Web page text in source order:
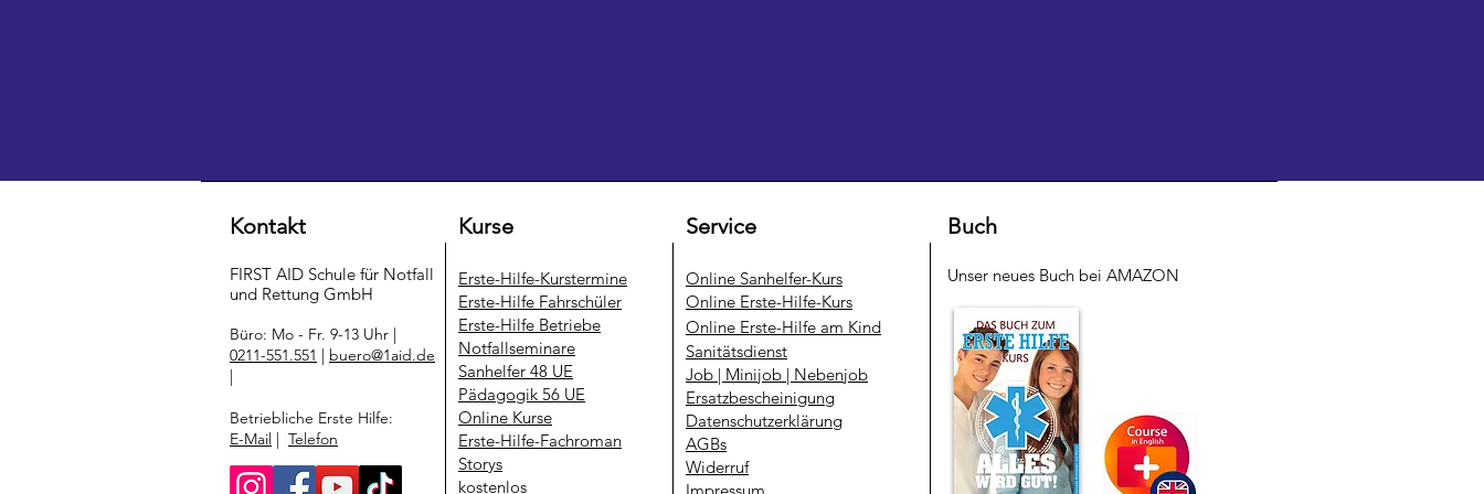
Kontakt
FIRST AID Schule für Notfall
und Rettung​ GmbH
Büro: Mo - Fr. 9-13 Uhr |
0211-551.551 | buero@1aid.de
|
Betriebliche Erste Hilfe:
E-Mail | Telefon
Kurse
Erste-Hilfe-Kurstermine
Erste-Hilfe Fahrschüler
Erste-Hilfe Betriebe
Notfallseminare
Sanhelfer 48 UE
Pädagogik 56 UE
Online Kurse
Erste-Hilfe-Fachroman
Storys
kostenlos
Service
​Online Sanhelfer-Kurs​
Online Erste-Hilfe-Kurs
Online Erste-Hilfe am Kind
Sanitätsdienst
Job | Minijob | Nebenjob
Ersatzbescheinigung
Datenschutzerklärung
AGBs
Widerruf
Buch
Unser neues Buch bei AMAZON